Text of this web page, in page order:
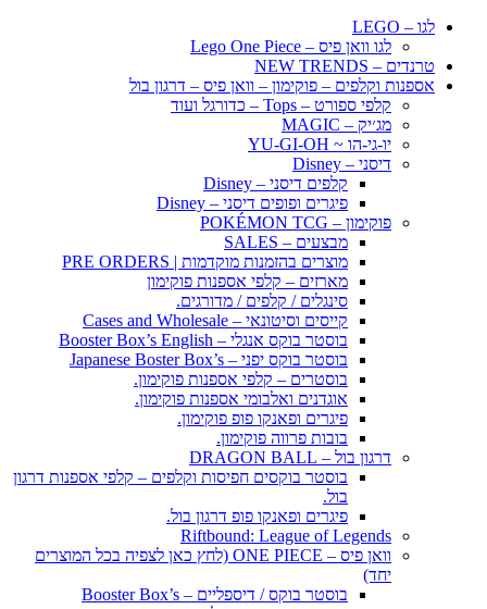
לגו – LEGO
לגו וואן פיס – Lego One Piece
טרנדים – NEW TRENDS
אספנות וקלפים – פוקימון – וואן פיס – דרגון בול
קלפי ספורט – Tops – כדורגל ועוד
מג׳יק – MAGIC
יו-גי-הו ~ YU-GI-OH
דיסני – Disney
קלפים דיסני – Disney
פיגרים ופופים דיסני – Disney
פוקימון – POKÉMON TCG
מבצעים – SALES
מוצרים בהזמנות מוקדמות | PRE ORDERS
מארזים – קלפי אספנות פוקימון
סינגלים / קלפים / מדורגים.
קייסים וסיטונאי – Cases and Wholesale
בוסטר בוקס אנגלי – Booster Box’s English
בוסטר בוקס יפני – Japanese Boster Box’s
בוסטרים – קלפי אספנות פוקימון.
אוגדנים ואלבומי אספנות פוקימון.
פיגרים ופאנקו פופ פוקימון.
בובות פרווה פוקימון.
דרגון בול – DRAGON BALL
בוסטר בוקסים חפיסות וקלפים – קלפי אספנות דרגון
בול.
פיגרים ופאנקו פופ דרגון בול.
Riftbound: League of Legends
וואן פיס – ONE PIECE (לחץ כאן לצפיה בכל המוצרים
יחד)
בוסטר בוקס / דיספליים – Booster Box’s